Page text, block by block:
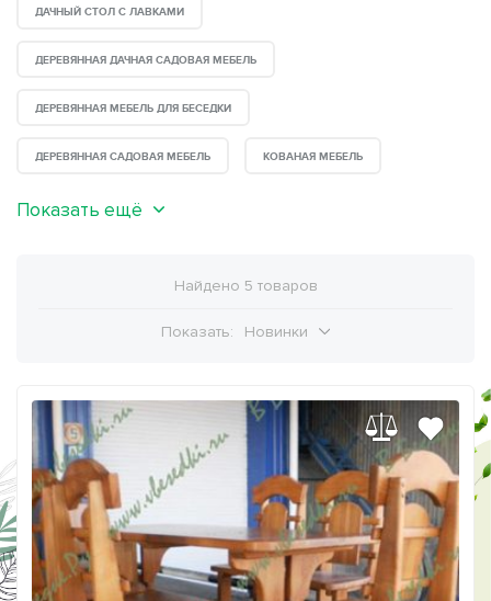
ДАЧНЫЙ СТОЛ С ЛАВКАМИ
ДЕРЕВЯННАЯ ДАЧНАЯ САДОВАЯ МЕБЕЛЬ
ДЕРЕВЯННАЯ МЕБЕЛЬ ДЛЯ БЕСЕДКИ
ДЕРЕВЯННАЯ САДОВАЯ МЕБЕЛЬ КОВАНАЯ МЕБЕЛЬ
Показать ещё
Найдено 5 товаров
Показать: Новинки